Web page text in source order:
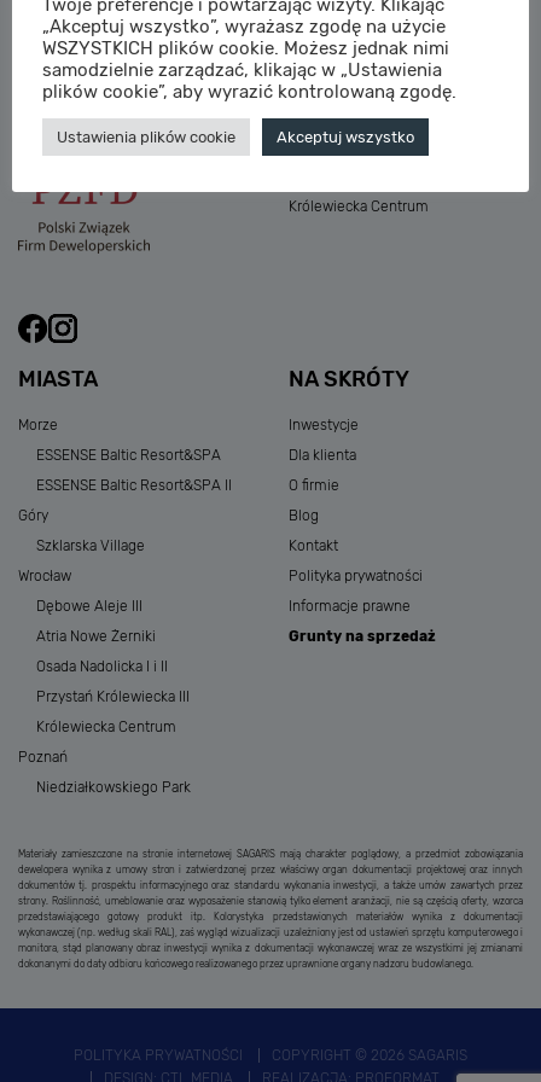
sprzedaz@sagaris.pl
Osada Nadolicka III
Dębowe Aleje III
Atria Nowe Żerniki
Szklarska Village
Osada Nadolicka I i II
Królewiecka Centrum
MIASTA
Morze
ESSENSE Baltic Resort&SPA
ESSENSE Baltic Resort&SPA II
Góry
Szklarska Village
Wrocław
Dębowe Aleje III
Atria Nowe Żerniki
Osada Nadolicka I i II
Przystań Królewiecka III
Królewiecka Centrum
Poznań
Niedziałkowskiego Park
NA SKRÓTY
Inwestycje
Dla klienta
O firmie
Blog
Kontakt
Polityka prywatności
Informacje prawne
Grunty na sprzedaż
Materiały zamieszczone na stronie internetowej SAGARIS mają charakter poglądowy, a przedmiot zobowiązania
dewelopera wynika z umowy stron i zatwierdzonej przez właściwy organ dokumentacji projektowej oraz innych
dokumentów tj. prospektu informacyjnego oraz standardu wykonania inwestycji, a także umów zawartych przez
strony. Roślinność, umeblowanie oraz wyposażenie stanowią tylko element aranżacji, nie są częścią oferty, wzorca
przedstawiającego gotowy produkt itp. Kolorystyka przedstawionych materiałów wynika z dokumentacji
wykonawczej (np. według skali RAL), zaś wygląd wizualizacji uzależniony jest od ustawień sprzętu komputerowego i
monitora, stąd planowany obraz inwestycji wynika z dokumentacji wykonawczej wraz ze wszystkimi jej zmianami
dokonanymi do daty odbioru końcowego realizowanego przez uprawnione organy nadzoru budowlanego.
POLITYKA PRYWATNOŚCI
COPYRIGHT © 2026 SAGARIS
DESIGN: CTL MEDIA REALIZACJA: PROFORMAT
Twoje preferencje i powtarzając wizyty. Klikając
„Akceptuj wszystko”, wyrażasz zgodę na użycie
WSZYSTKICH plików cookie. Możesz jednak nimi
samodzielnie zarządzać, klikając w „Ustawienia
plików cookie”, aby wyrazić kontrolowaną zgodę.
Ustawienia plików cookie Akceptuj wszystko